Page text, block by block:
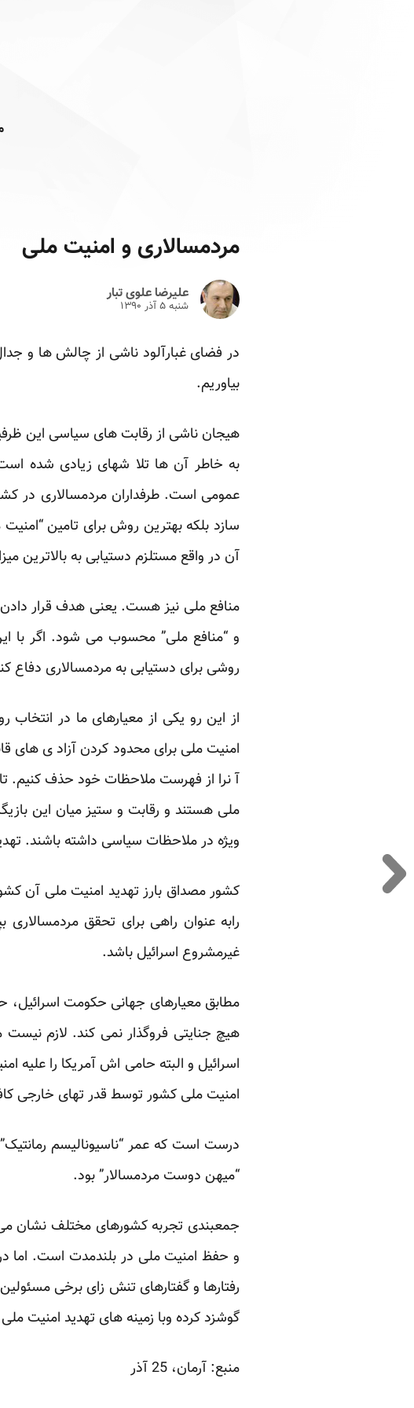
مردمسالاری و امنیت ملی
علیرضا علوی تبار
شنبه ۵ آذر ۱۳۹۰
در فضای غبارآلود ناشی از چالش ها و
بیاوریم.
هیجان ناشی از رقابت های سیاسی این
به خاطر آن ها تلا شهای زیادی شده
عمومی است. طرفداران مردمسالاری در
سازد بلکه بهترین روش برای تامین
آن در واقع مستلزم دستیابی به بالاترین
منافع ملی نیز هست. یعنی هدف قرار
و “منافع ملی” محسوب می شود. اگر با
روشی برای دستیابی به مردمسالاری
از این رو یکی از معیارهای ما در
امنیت ملی برای محدود کردن آزاد ی های
آ نرا از فهرست ملاحظات خود حذف کنیم.
ملی هستند و رقابت و ستیز میان این
ویژه در ملاحظات سیاسی داشته باشند.
کشور مصداق بارز تهدید امنیت ملی آن
رابه عنوان راهی برای تحقق
غیرمشروع اسرائیل باشد.
مطابق معیارهای جهانی حکومت
هیچ جنایتی فروگذار نمی کند. لازم نیست
اسرائیل و البته حامی اش آمریکا را
امنیت ملی کشور توسط قدر تهای خارجی
درست است که عمر “ناسیونالیسم
“میهن دوست مردمسالار” بود.
جمعبندی تجربه کشورهای مختلف نشان می
و حفظ امنیت ملی در بلندمدت است. اما
رفتارها و گفتارهای تنش زای برخی مسئولین
گوشزد کرده وبا زمینه های تهدید امنیت
منبع: آرمان، 25 آذر